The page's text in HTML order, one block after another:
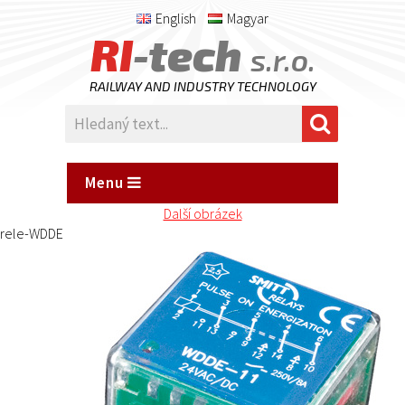
English Magyar
RI-tech s.r.o.
RAILWAY AND INDUSTRY TECHNOLOGY
Menu
Další obrázek
rele-WDDE